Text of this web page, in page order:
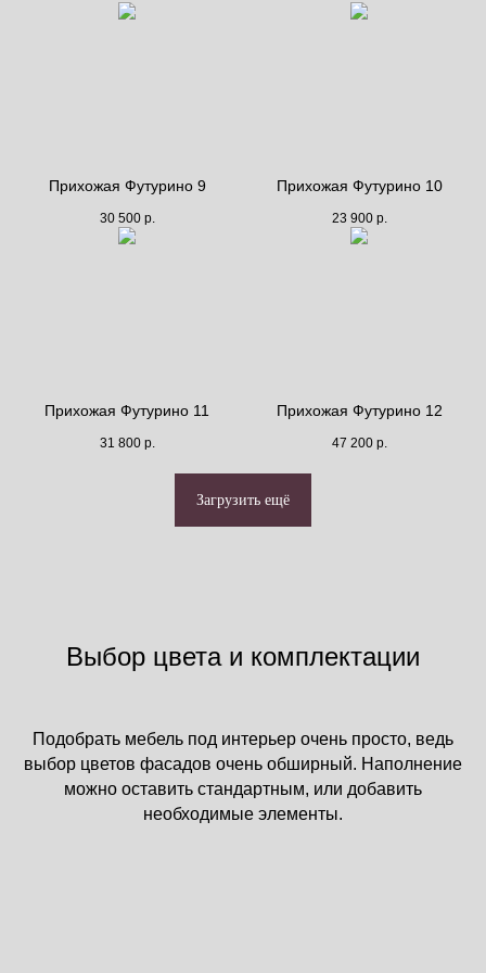
Прихожая Футурино 9
30 500 р.
Прихожая Футурино 10
23 900 р.
Прихожая Футурино 11
31 800 р.
Прихожая Футурино 12
47 200 р.
Загрузить ещё
Выбор цвета и комплектации
Подобрать мебель под интерьер очень просто, ведь
выбор цветов фасадов очень обширный. Наполнение
можно оставить стандартным, или добавить
необходимые элементы.